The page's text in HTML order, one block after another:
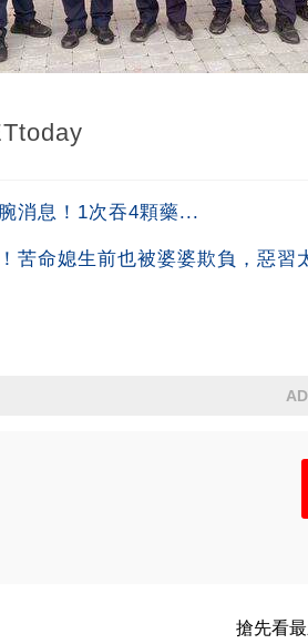
消息！1次吞4顆藥...
苦命媳生前也被婆婆欺負，惡習
搶先看